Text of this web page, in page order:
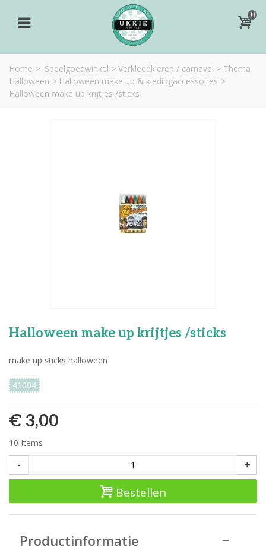
0
Home > Speelgoedwinkel > Verkleedkleren / carnaval > Thema
Halloween > Halloween make up & kledingaccessoires >
Halloween make up krijtjes /sticks
Halloween make up krijtjes /sticks
make up sticks halloween
41004
€ 3,00
10 Items
- +
Bestellen
Productinformatie